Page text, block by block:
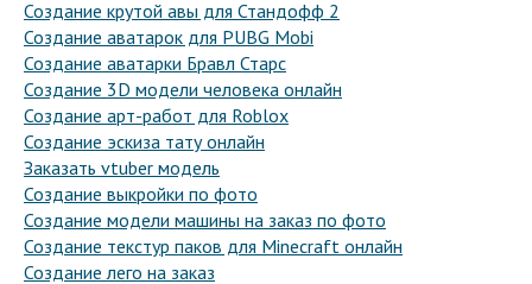
Создание крутой авы для Стандофф 2
Создание аватарок для PUBG Mobi
Создание аватарки Бравл Старс
Создание 3D модели человека онлайн
Создание арт-работ для Roblox
Создание эскиза тату онлайн
Заказать vtuber модель
Создание выкройки по фото
Создание модели машины на заказ по фото
Создание текстур паков для Minecraft онлайн
Создание лего на заказ